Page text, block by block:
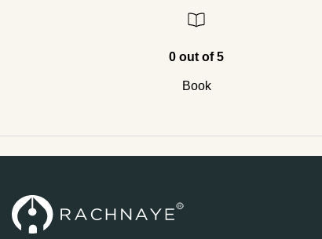
0 out of 5
Book